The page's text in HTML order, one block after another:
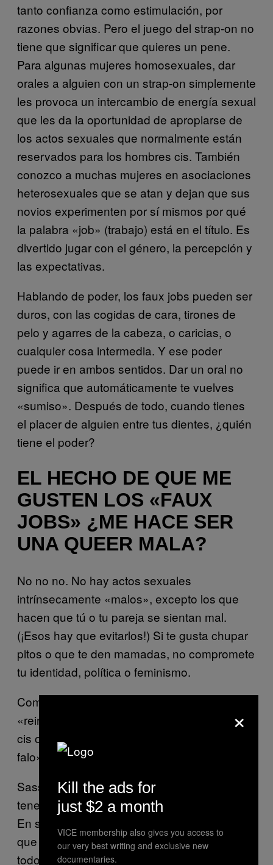
tanto confianza como estimulación, por
razones obvias. Pero el juego del strap-on no
tiene que significar que quieres un pene.
Para algunas mujeres homosexuales, dar
orales a alguien con un strap-on simplemente
les provoca un intercambio de energía sexual
que les da la oportunidad de apropiarse de
los actos sexuales que normalmente están
reservados para los hombres cis. También
conozco a muchas mujeres en asociaciones
heterosexuales que se atan y dejan que sus
novios experimenten por sí mismos por qué
la palabra «job» (trabajo) está en el título. Es
divertido jugar con el género, la percepción y
las expectativas.
Hablando de poder, los faux jobs pueden ser
duros, con las cogidas de cara, tirones de
pelo y agarres de la cabeza, o caricias, o
cualquier cosa intermedia. Y ese poder
puede ir en ambos sentidos. Dar un oral no
significa que automáticamente te vuelves
«sumiso». Después de todo, cuando tienes
el placer de alguien entre tus dientes, ¿quién
tiene el poder?
EL HECHO DE QUE ME
GUSTEN LOS «FAUX
JOBS» ¿ME HACE SER
UNA QUEER MALA?
No no no. No hay actos sexuales
intrínsecamente «malos», excepto los que
hacen que tú o tu pareja se sientan mal.
(¡Esos hay que evitarlos!) Si te gusta chupar
pitos o que te den mamadas, no compromete
tu identidad, política o feminismo.
Como Horn insiste en
«reinventa el pene, ya sea que seas trans,
cis o de otra manera. Quítale lo patriarcado al
falo».
Sassy está de acuerdo. «Esto no se trata de
tenerle envidia al pene». A la mierda Freud.
En serio, no se trata de eso. Deja de asumir
que los penes significan lo mismo para
todos. Porque no es así».
×
Kill the ads for
just $2 a month
VICE membership also gives you access to
our very best writing and exclusive new
documentaries.